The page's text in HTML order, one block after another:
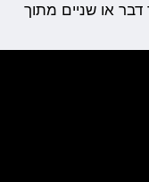
דבר או שניים מתוך